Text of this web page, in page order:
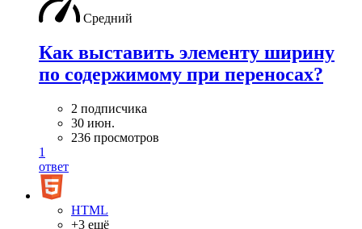
Средний
Как выставить элементу ширину
по содержимому при переносах?
2 подписчика
30 июн.
236 просмотров
1
ответ
HTML
+3 ещё